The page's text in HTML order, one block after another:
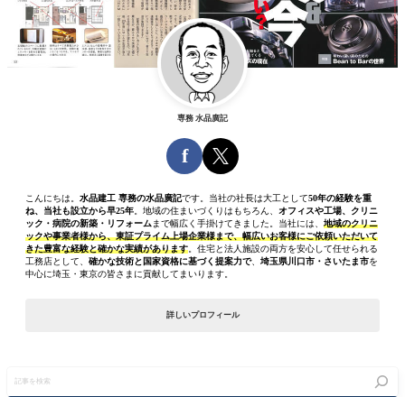
専務 水品廣記
f
こんにちは。 水品建工 専務の水品廣記です。当社の社長は大工として50年の経験を重
ね、当社も設立から早25年。地域の住まいづくりはもちろん、 オフィスや工場、クリニ
ック・病院の新築・リフォームまで幅広く手掛けてきました。当社には、 地域のクリニ
ックや事業者様から、東証プライム上場企業様まで、幅広いお客様にご依頼いただいて
きた豊富な経験と確かな実績があります。住宅と法人施設の両方を安心して任せられる
工務店として、 確かな技術と国家資格に基づく提案力で、 埼玉県川口市・さいたま市を
中心に埼玉・東京の皆さまに貢献してまいります。
詳しいプロフィール